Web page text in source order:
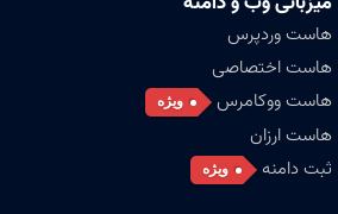
هاست وردپرس
هاست اختصاصی
هاست ووکامرس
ویژه
هاست ارزان
ثبت دامنه
ویژه